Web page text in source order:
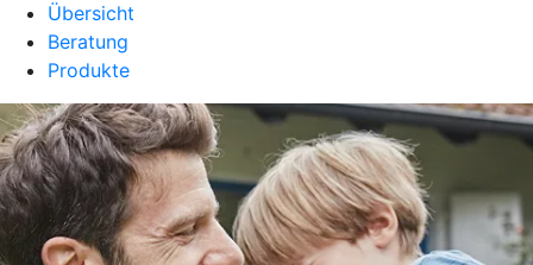
Übersicht
Beratung
Produkte